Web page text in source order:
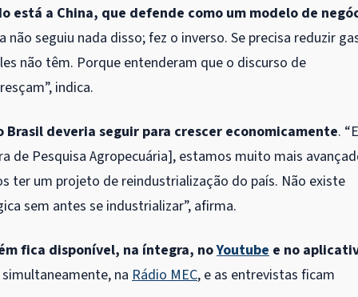
está a China, que defende como um modelo de
não seguiu nada disso; fez o inverso. Se precisa reduzir
não têm. Porque entenderam que o discurso de
indica.
deveria seguir para crescer economicamente.
de Pesquisa Agropecuária], estamos muito mais
ter um projeto de reindustrialização do país. Não existe
sem antes se industrializar”, afirma.
fica disponível, na íntegra, noYoutube e no
na Rádio MEC, e as entrevistas ficam